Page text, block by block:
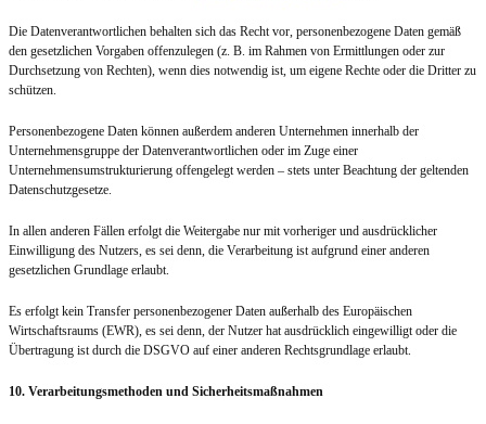
Die Datenverantwortlichen behalten sich das Recht vor, personenbezogene Daten gemäß
den gesetzlichen Vorgaben offenzulegen (z. B. im Rahmen von Ermittlungen oder zur
Durchsetzung von Rechten), wenn dies notwendig ist, um eigene Rechte oder die Dritter zu
schützen.
Personenbezogene Daten können außerdem anderen Unternehmen innerhalb der
Unternehmensgruppe der Datenverantwortlichen oder im Zuge einer
Unternehmensumstrukturierung offengelegt werden – stets unter Beachtung der geltenden
Datenschutzgesetze.
In allen anderen Fällen erfolgt die Weitergabe nur mit vorheriger und ausdrücklicher
Einwilligung des Nutzers, es sei denn, die Verarbeitung ist aufgrund einer anderen
gesetzlichen Grundlage erlaubt.
Es erfolgt kein Transfer personenbezogener Daten außerhalb des Europäischen
Wirtschaftsraums (EWR), es sei denn, der Nutzer hat ausdrücklich eingewilligt oder die
Übertragung ist durch die DSGVO auf einer anderen Rechtsgrundlage erlaubt.
10. Verarbeitungsmethoden und Sicherheitsmaßnahmen